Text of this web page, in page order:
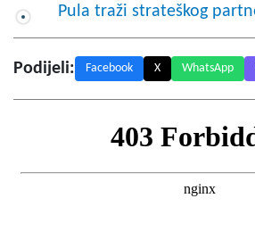
Pula traži strateškog
Podijeli: Facebook X WhatsApp